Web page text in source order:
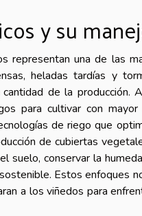
y su
representan una de las
heladas tardías y
de la
para cultivar con
de riego que
de cubiertas
suelo, conservar la
Estos enfoques
a los viñedos para